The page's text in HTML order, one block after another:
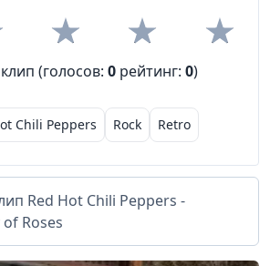
(голосов: 0 рейтинг: 0)
Chili Peppers Rock Retro
Red Hot Chili Peppers -
Roses